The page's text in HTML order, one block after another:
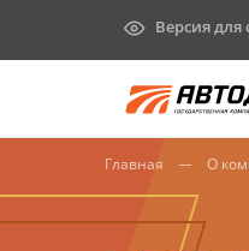
Версия
Главная О